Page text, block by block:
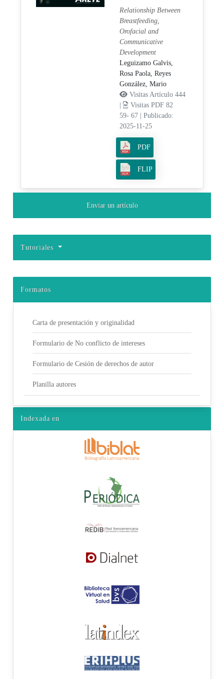
Relationship Between
Breastfeeding,
Orofacial and
Communicative
Development
Leguizamo Galvis,
Rosa Paola, Reyes
González, Mario
Visitas Artículo 444
|
Visitas PDF 82
59- 67 | Publicado:
2025-11-25
PDF
FLIP
Enviar un artículo
Tutoriales
Formatos
Carta de presentación y originalidad
Formulario de No conflicto de intereses
Formulario de Cesión de derechos de autor
Planilla autores
Indexada en